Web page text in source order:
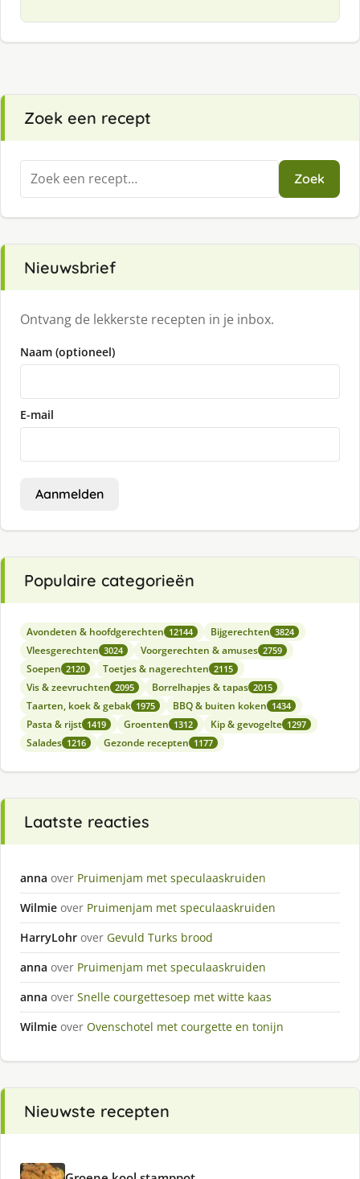
Zoek een recept
Zoeken
naar:
Zoek
Nieuwsbrief
Ontvang de lekkerste recepten in je inbox.
Naam (optioneel)
E-mail
Aanmelden
Populaire categorieën
Avondeten & hoofdgerechten 12144 Bijgerechten 3824
Vleesgerechten 3024 Voorgerechten & amuses 2759
Soepen 2120 Toetjes & nagerechten 2115
Vis & zeevruchten 2095 Borrelhapjes & tapas 2015
Taarten, koek & gebak 1975 BBQ & buiten koken 1434
Pasta & rijst 1419 Groenten 1312 Kip & gevogelte 1297
Salades 1216 Gezonde recepten 1177
Laatste reacties
anna over Pruimenjam met speculaaskruiden
Wilmie over Pruimenjam met speculaaskruiden
HarryLohr over Gevuld Turks brood
anna over Pruimenjam met speculaaskruiden
anna over Snelle courgettesoep met witte kaas
Wilmie over Ovenschotel met courgette en tonijn
Nieuwste recepten